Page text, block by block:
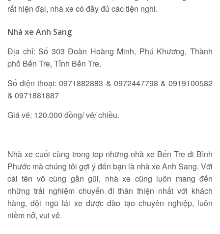
rất hiện đại, nhà xe có đầy đủ các tiện nghi.
Nhà xe Anh Sang
Địa chỉ: Số 303 Đoàn Hoàng Minh, Phú Khương, Thành
phố Bến Tre, Tỉnh Bến Tre.
Số điện thoại: 0971882883 & 0972447798 & 0919100582
& 0971881887
Giá vé: 120.000 đồng/ vé/ chiều.
Nhà xe cuối cùng trong top những nhà xe Bến Tre đi Bình
Phước mà chúng tôi gợi ý đến bạn là nhà xe Anh Sang. Với
cái tên vô cùng gần gũi, nhà xe cũng luôn mang đến
những trải nghiệm chuyến đi thân thiện nhất với khách
hàng, đội ngũ lái xe được đào tạo chuyên nghiệp, luôn
niềm nở, vui vẻ.